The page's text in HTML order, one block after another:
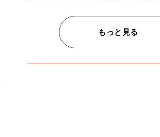
もっと見る